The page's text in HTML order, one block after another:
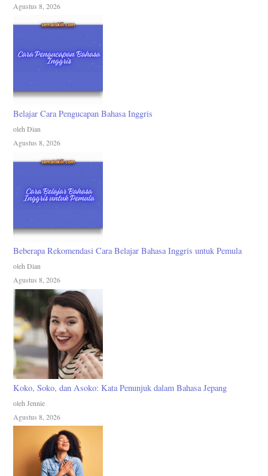
Agustus 8, 2026
Belajar Cara Pengucapan Bahasa Inggris
oleh Dian
Agustus 8, 2026
Beberapa Rekomendasi Cara Belajar Bahasa Inggris untuk Pemula
oleh Dian
Agustus 8, 2026
Koko, Soko, dan Asoko: Kata Penunjuk dalam Bahasa Jepang
oleh Jennie
Agustus 8, 2026